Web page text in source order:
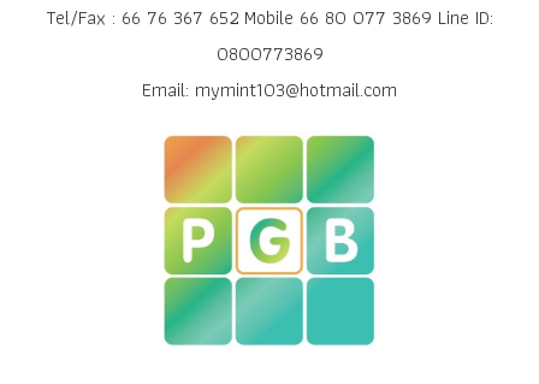
Tel/Fax : 66 76 367 652 Mobile 66 80 077 3869 Line ID:
0800773869
Email: mymint103@hotmail.com